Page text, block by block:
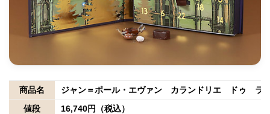
商品名
ジャン＝ポール・エヴァン カランドリエ ドゥ ラ
値段
16,740円（税込）